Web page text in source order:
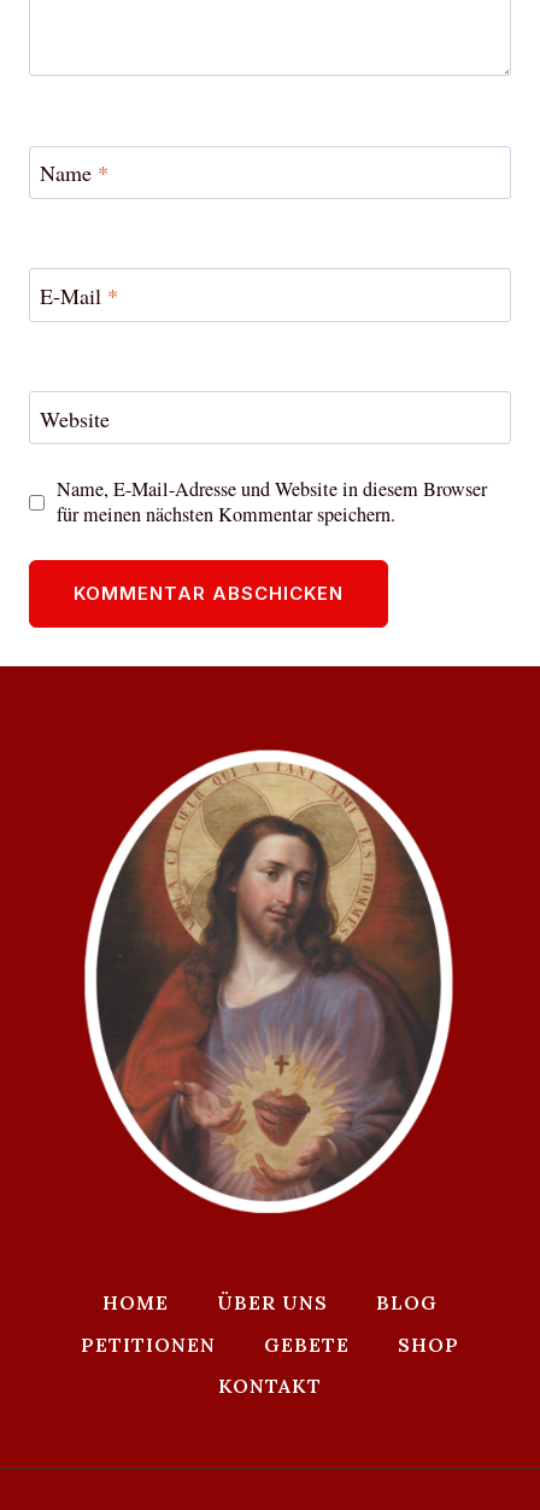
Name *
E-Mail *
Website
Name, E-Mail-Adresse und Website in diesem Browser
für meinen nächsten Kommentar speichern.
HOME ÜBER UNS
BLOG
PETITIONEN
GEBETE
SHOP
KONTAKT